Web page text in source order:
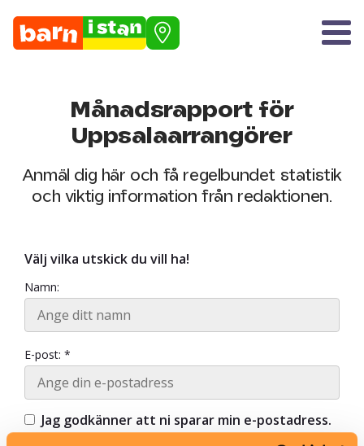
Månadsrapport för
Uppsalaarrangörer
Anmäl dig här och få regelbundet statistik
och viktig information från redaktionen.
Välj vilka utskick du vill ha!
Namn:
E-post: *
Jag godkänner att ni sparar min e-postadress.